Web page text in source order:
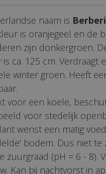
naam is
is oranjegeel en de
zijn donkergroen.
is ca. 125 cm. Verdraagt
winter groen. Heeft
voor een koele,
voor stedelijk
wenst een matig
bodem. Dus niet
zuurgraad (pH = 6 - 8).
Kan bij nachtvorst in